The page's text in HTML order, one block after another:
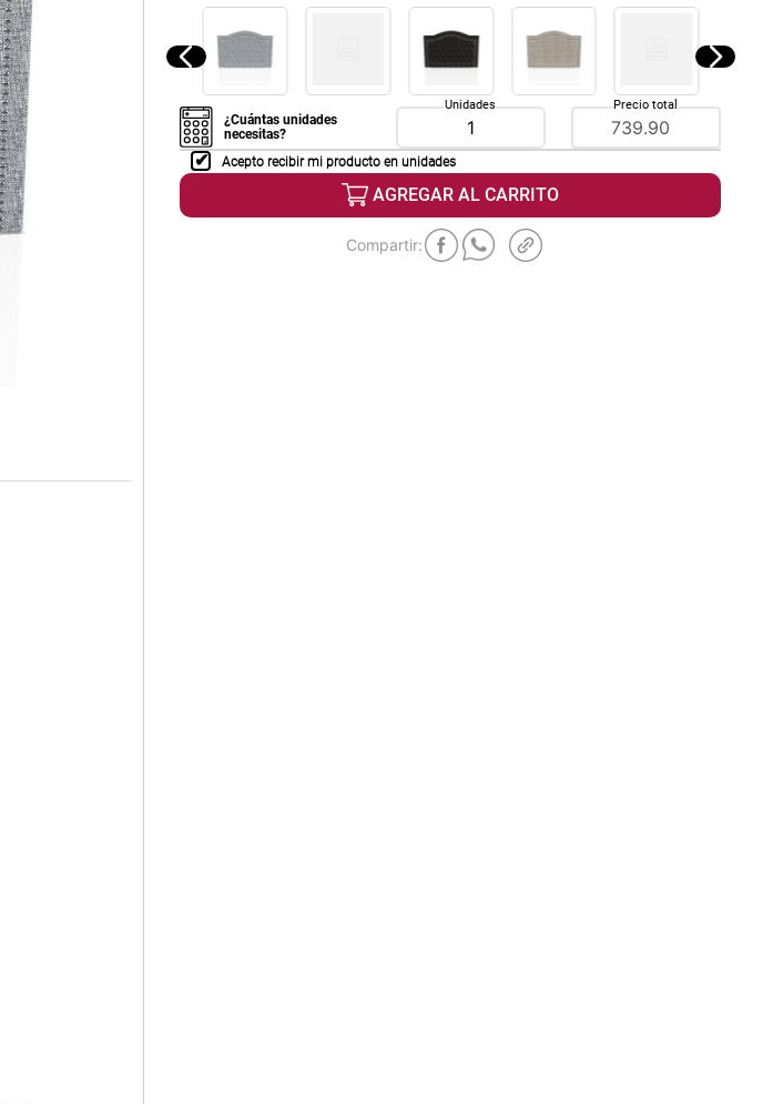
¿Cuántas unidades
necesitas?
Unidades Precio total
Acepto recibir mi producto en unidades
AGREGAR AL CARRITO